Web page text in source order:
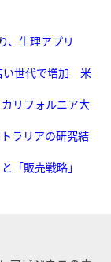
、生理アプリ
い世代で増加 米
リフォルニア大
ラリアの研究結
と「販売戦略」